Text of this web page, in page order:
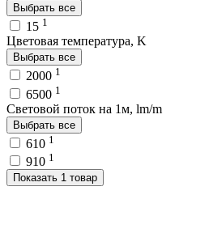
Выбрать все
15 1
Цветовая температура, K
Выбрать все
2000 1
6500 1
Световой поток на 1м, lm/m
Выбрать все
610 1
910 1
Показать 1 товар